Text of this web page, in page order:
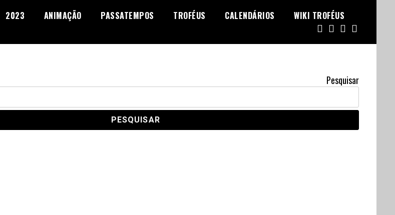
2023 ANIMAÇÃO PASSATEMPOS TROFÉUS CALENDÁRIOS WIKI TROFÉUS
Pesquisar